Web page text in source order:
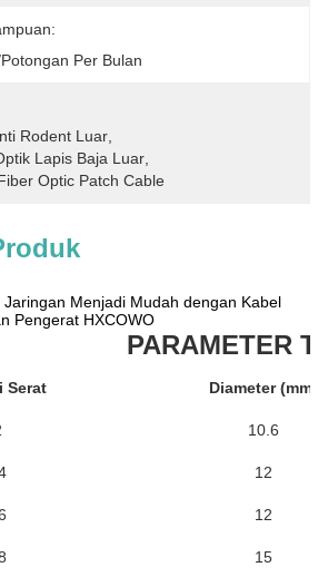
Per Bulan
Rodent Luar
Lapis Baja Luar
Optic Patch Cable
Menjadi Mudah dengan Kabel
Pengerat HXCOWO
PARAMETER
Serat Diameter (mm)
10.6
12
12
15